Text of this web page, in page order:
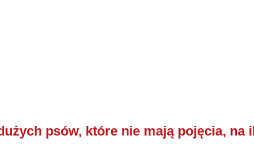
psów, które nie mają pojęcia, na